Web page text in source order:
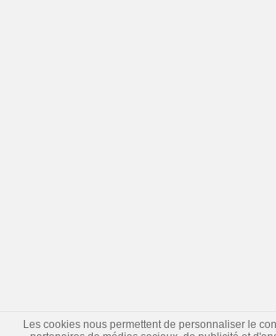
Les cookies nous permettent de personnaliser le